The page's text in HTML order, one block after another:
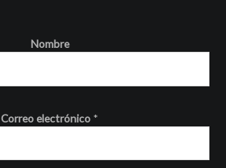
Nombre
Correo electrónico *